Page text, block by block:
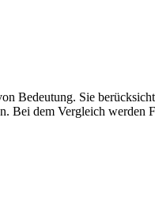
Bedeutung. Sie
Bei dem Vergleich